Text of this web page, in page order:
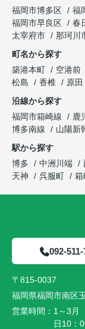
福岡市博多区
福
福岡市早良区
春
太宰府市
那珂川
町名から探す
築港本町
空港前
松島
香椎
原田
沿線から探す
福岡市箱崎線
鹿
博多南線
山陽新
駅から探す
博多
中洲川端
天神
呉服町 箱
092-
〒815-0037
福岡県福岡市南区
営業時間： 1～3月
日10：